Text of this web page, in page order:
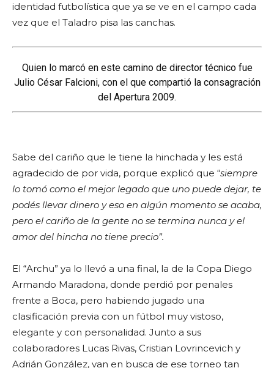
identidad futbolística que ya se ve en el campo cada
vez que el Taladro pisa las canchas.
Quien lo marcó en este camino de director técnico fue
Julio César Falcioni, con el que compartió la consagración
del Apertura 2009.
Sabe del cariño que le tiene la hinchada y les está
agradecido de por vida, porque explicó que “siempre
lo tomó como el mejor legado que uno puede dejar, te
podés llevar dinero y eso en algún momento se acaba,
pero el cariño de la gente no se termina nunca y el
amor del hincha no tiene precio”.
El “Archu” ya lo llevó a una final, la de la Copa Diego
Armando Maradona, donde perdió por penales
frente a Boca, pero habiendo jugado una
clasificación previa con un fútbol muy vistoso,
elegante y con personalidad. Junto a sus
colaboradores Lucas Rivas, Cristian Lovrincevich y
Adrián González, van en busca de ese torneo tan